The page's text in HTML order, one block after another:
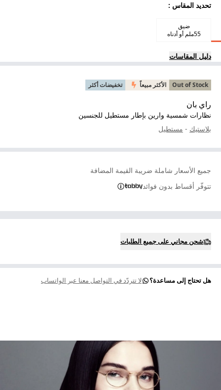
Out of Stock الأكثر مبيعاً تخفيضات أكثر
راي بان
نظارات شمسية وارين بإطار مستطيل للجنسين
بلاستيك - مستطيل
جميع الأسعار شاملة ضريبة القيمة المضافة
تتوفّر أقساط بدون فوائد
تحديد المقاس :
ضيق
55ملم أو أدناه
دليل المقاسات
شحن مجاني على جميع الطلبات
هل تحتاج إلى مساعدة؟ لا تتردّد في التواصل معنا عبر الواتساب